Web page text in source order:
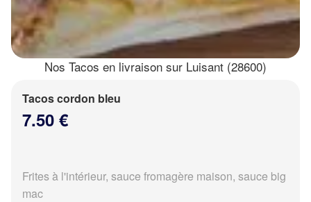
Nos Tacos en livraison sur Luisant (28600)
Tacos cordon bleu
7.50 €
Frites à l'intérieur, sauce fromagère maison, sauce big
mac